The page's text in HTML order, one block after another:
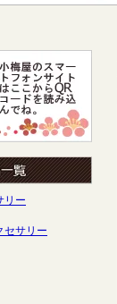
リー
セサリー